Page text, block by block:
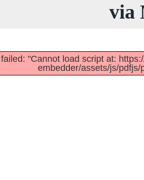
via
"Cannot load script at:
embedder/assets/js/pdfjs/